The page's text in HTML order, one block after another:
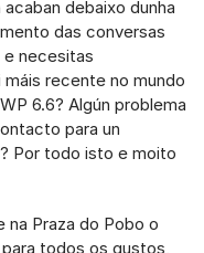
das conversas
necesitas
recente no mundo
6.6? Algún problema
para un
Por todo isto e moito
na Praza do Pobo o
todos os gustos,